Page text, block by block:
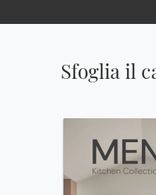
Sfoglia il